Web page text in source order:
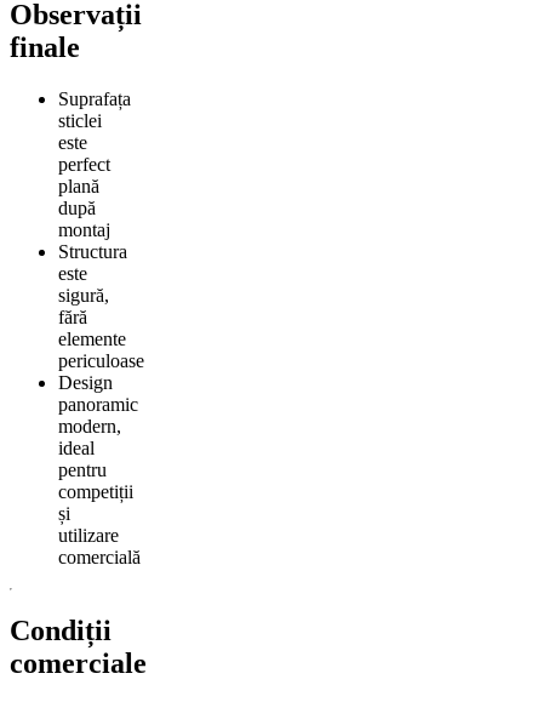
Observații
finale
Suprafața
sticlei
este
perfect
plană
după
montaj
Structura
este
sigură,
fără
elemente
periculoase
Design
panoramic
modern,
ideal
pentru
competiții
și
utilizare
comercială
Condiții
comerciale